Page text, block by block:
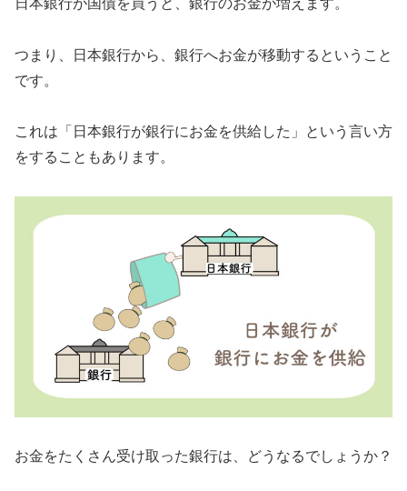
つまり、日本銀行から、銀行へお金が移動するということ
です。
これは「日本銀行が銀行にお金を供給した」という言い方
をすることもあります。
お金をたくさん受け取った銀行は、どうなるでしょうか？